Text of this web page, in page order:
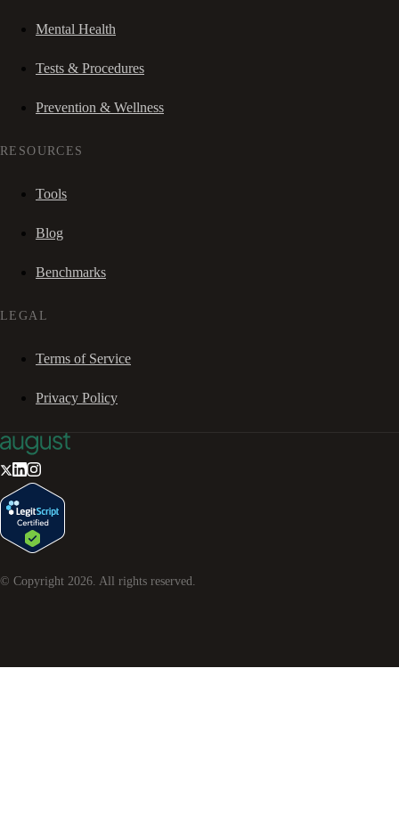
Mental Health
Tests & Procedures
Prevention & Wellness
RESOURCES
Tools
Blog
Benchmarks
LEGAL
Terms of Service
Privacy Policy
© Copyright 2026 . All rights reserved.